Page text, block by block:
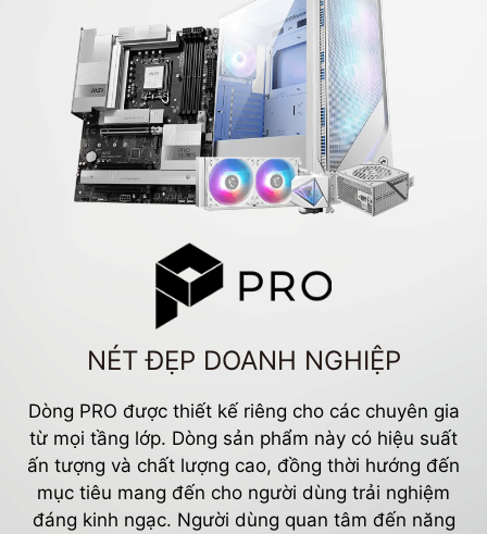
NÉT ĐẸP DOANH NGHIỆP
Dòng PRO được thiết kế riêng cho các chuyên gia
từ mọi tầng lớp. Dòng sản phẩm này có hiệu suất
ấn tượng và chất lượng cao, đồng thời hướng đến
mục tiêu mang đến cho người dùng trải nghiệm
đáng kinh ngạc. Người dùng quan tâm đến năng